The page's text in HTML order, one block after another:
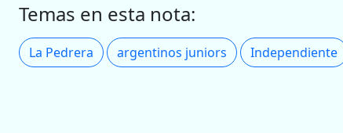
Temas en esta nota:
La Pedrera argentinos juniors Independiente